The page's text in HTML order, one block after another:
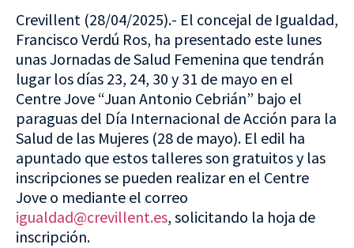
Crevillent (28/04/2025).- El concejal de Igualdad,
Francisco Verdú Ros, ha presentado este lunes
unas Jornadas de Salud Femenina que tendrán
lugar los días 23, 24, 30 y 31 de mayo en el
Centre Jove “Juan Antonio Cebrián” bajo el
paraguas del Día Internacional de Acción para la
Salud de las Mujeres (28 de mayo). El edil ha
apuntado que estos talleres son gratuitos y las
inscripciones se pueden realizar en el Centre
Jove o mediante el correo
igualdad@crevillent.es, solicitando la hoja de
inscripción.